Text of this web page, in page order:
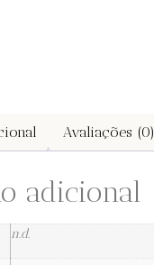
Avaliações (0)
adicional
n.d.